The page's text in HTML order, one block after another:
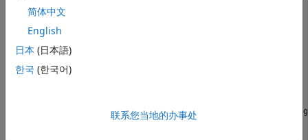
def.HeaderFiles   = {
def.SourceFiles   = {
def.IncPaths      = {
defs = [defs; def];
% sfun_dlut4D
def.OutputFcnSpec = 'single y1 =
def.HeaderFiles   = {'lookupTable.h'
简体中文
English
日本 (日本語)
한국 (한국어)
联系您当地的办事处